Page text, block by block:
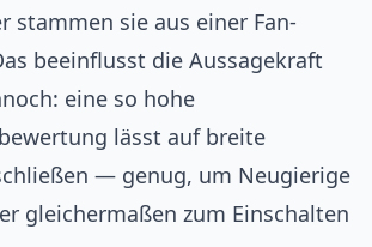
stammen sie aus einer Fan-
beeinflusst die Aussagekraft
eine so hohe
lässt auf breite
— genug, um Neugierige
gleichermaßen zum Einschalten